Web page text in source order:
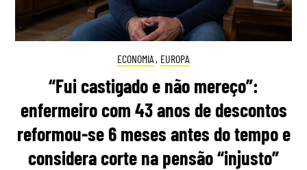
ECONOMIA , EUROPA
“Fui castigado e não mereço”:
enfermeiro com 43 anos de descontos
reformou-se 6 meses antes do tempo e
considera corte na pensão “injusto”